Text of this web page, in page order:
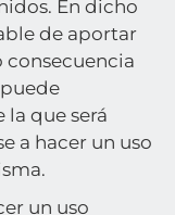
En dicho
de aportar
consecuencia
que será
a hacer un uso
un uso